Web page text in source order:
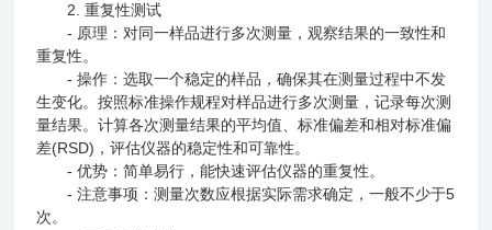
2. 重复性测试
- 原理：对同一样品进行多次测量，观察结果的一致性和
重复性。
- 操作：选取一个稳定的样品，确保其在测量过程中不发
生变化。按照标准操作规程对样品进行多次测量，记录每次测
量结果。计算各次测量结果的平均值、标准偏差和相对标准偏
差(RSD)，评估仪器的稳定性和可靠性。
- 优势：简单易行，能快速评估仪器的重复性。
- 注意事项：测量次数应根据实际需求确定，一般不少于5
次。